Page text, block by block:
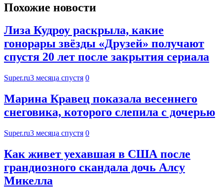
Похожие новости
Лиза Кудроу раскрыла, какие
гонорары звёзды «Друзей» получают
спустя 20 лет после закрытия сериала
Super.ru3 месяца спустя 0
Марина Кравец показала весеннего
снеговика, которого слепила с дочерью
Super.ru3 месяца спустя 0
Как живет уехавшая в США после
грандиозного скандала дочь Алсу
Микелла